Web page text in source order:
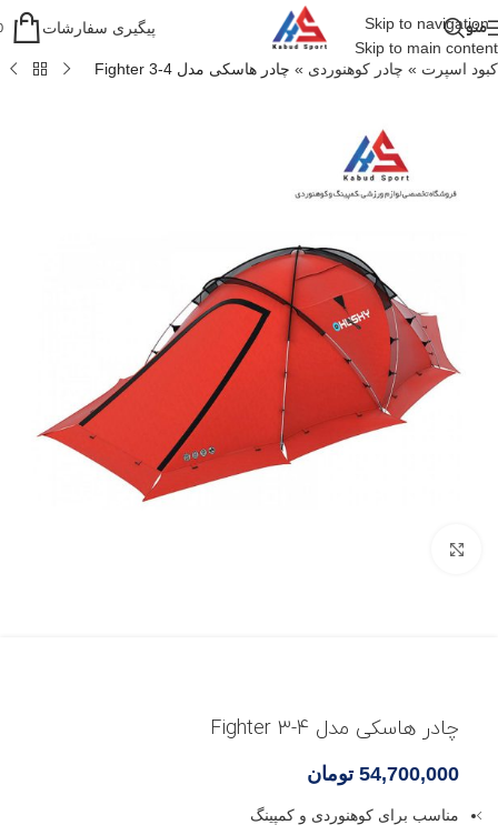
Skip to navigation
Skip to main content
منو پیگیری سفارشات
کبود اسپرت » چادر کوهنوردی » چادر هاسکی مدل Fighter 3-4
چادر هاسکی مدل Fighter 3-4
54,700,000 تومان
مناسب برای کوهنوردی و کمپینگ